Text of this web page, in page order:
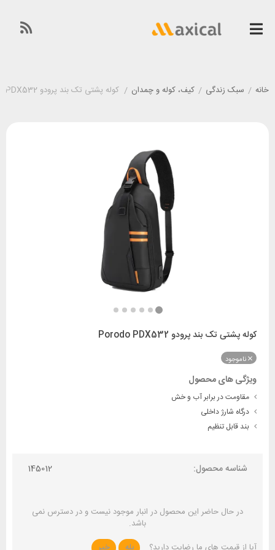
خانه / سبک زندگی / کیف، کوله و چمدان / کوله پشتی تک بند پرودو Porodo PDX532
کوله پشتی تک بند پرودو Porodo PDX532
ناموجود
ویژگی های محصول
مقاومت در برابر آب و خش
درگاه شارژ داخلی
بند قابل تنظیم
شناسه محصول: 145012
در حال حاضر این محصول در انبار موجود نیست و در دسترس نمی
باشد.